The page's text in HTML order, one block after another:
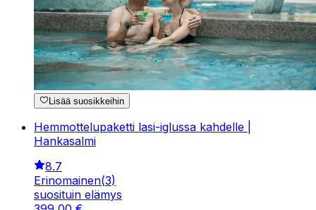
Lisää suosikkeihin
Hemmottelupaketti lasi-iglussa kahdelle |
Hankasalmi
8.7
Erinomainen(3)
suosituin elämys